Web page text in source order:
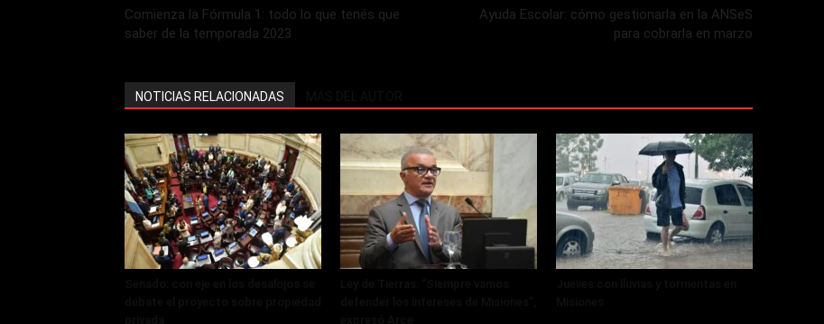
Comienza la Fórmula 1: todo lo que tenés que
saber de la temporada 2023
Ayuda Escolar: cómo gestionarla en la ANSeS
para cobrarla en marzo
NOTICIAS RELACIONADAS